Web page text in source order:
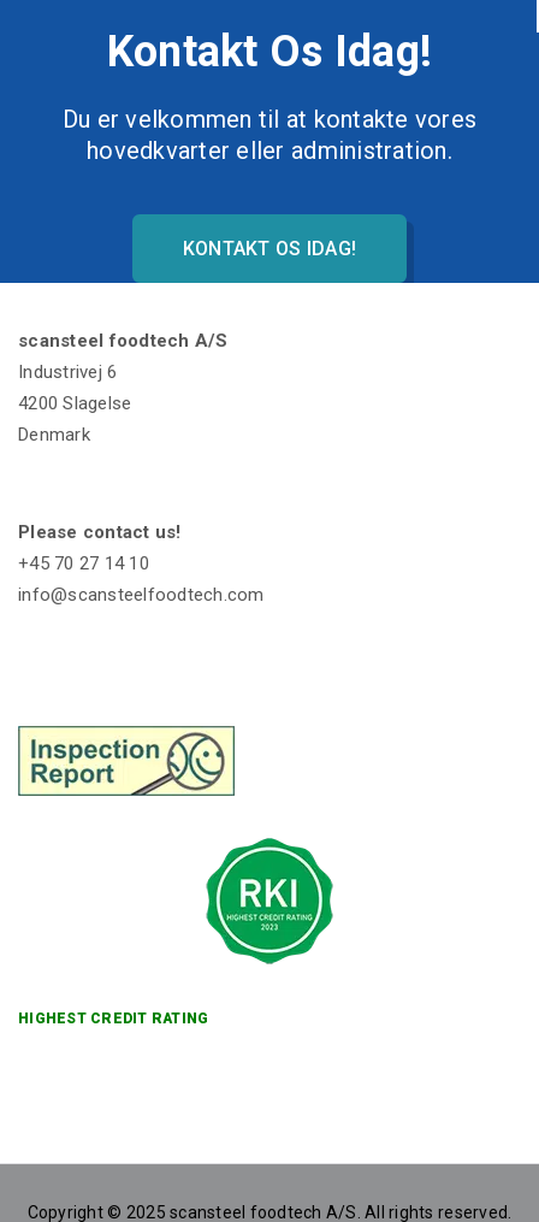
Kontakt Os Idag!
Du er velkommen til at kontakte vores
hovedkvarter eller administration.
KONTAKT OS IDAG!
scansteel foodtech A/S
Industrivej 6
4200 Slagelse
Denmark
Please contact us!
+45 70 27 14 10
info@scansteelfoodtech.com
HIGHEST CREDIT RATING
Copyright © 2025 scansteel foodtech A/S. All rights reserved.